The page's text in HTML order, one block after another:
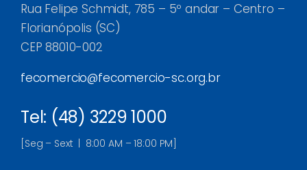
Rua Felipe Schmidt, 785 – 5º andar – Centro –
Florianópolis (SC)
CEP 88010-002
fecomercio@fecomercio-sc.org.br
Tel: (48) 3229 1000
[Seg – Sext | 8:00 AM – 18:00 PM]